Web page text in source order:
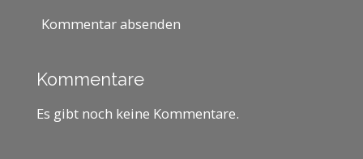
Kommentar absenden
Kommentare
Es gibt noch keine Kommentare.